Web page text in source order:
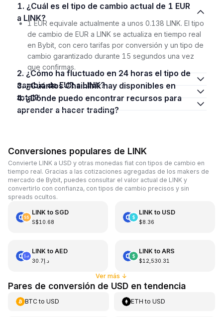
1. ¿Cuál es el tipo de cambio actual de 1 EUR
a LINK?
1 EUR equivale actualmente a unos 0.138 LINK. El tipo
de cambio de EUR a LINK se actualiza en tiempo real
en Bybit, con cero tarifas por conversión y un tipo de
cambio garantizado durante 15 segundos una vez
que confirmas.
2. ¿Cómo ha fluctuado en 24 horas el tipo de
cambio de EUR a LINK?
3. ¿Cuántos Chainlink hay disponibles en
total?
4. ¿Dónde puedo encontrar recursos para
aprender a hacer trading?
Conversiones populares de LINK
Convierte LINK a USD y otras monedas fiat con tipos de cambio en
tiempo real. Gracias a las cotizaciones agregadas de los makers de
mercado de Bybit, puedes consultar el valor actual de LINK y
convertirlo con confianza, con tipos de cambio precisos y sin
spreads ocultos.
LINKto SGD
S$10.68
LINKto USD
$8.36
LINKto AED
د.إ30.7
LINKto ARS
$12,530.31
Ver más ↓
Pares de conversión de USD en tendencia
BTCto USD ETH toUSD